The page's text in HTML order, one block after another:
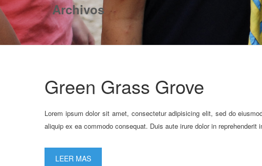
Archivos
Green Grass Grove
Lorem ipsum dolor sit amet, consectetur adipisicing elit, sed do
aliquip ex ea commodo consequat. Duis aute irure dolor in
LEER MAS